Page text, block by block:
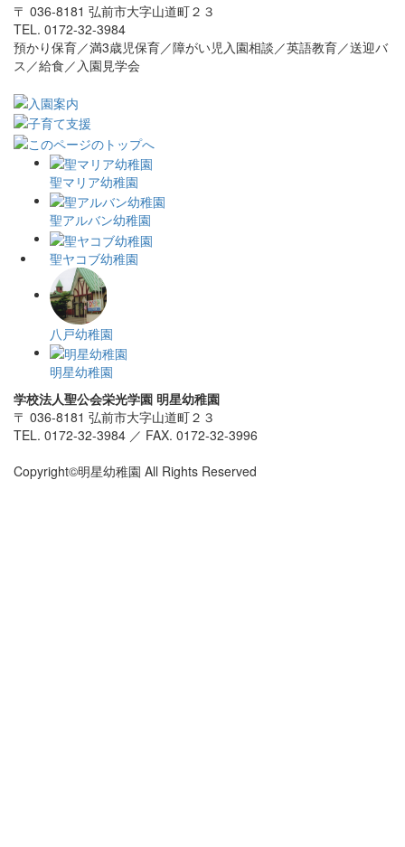
〒 036-8181 弘前市大字山道町２３
TEL. 0172-32-3984
預かり保育／満3歳児保育／障がい児入園相談／英語教育／送迎バ
ス／給食／入園見学会
聖マリア幼稚園
聖アルバン幼稚園
聖ヤコブ幼稚園
八戸幼稚園
明星幼稚園
学校法人聖公会栄光学園 明星幼稚園
〒 036-8181 弘前市大字山道町２３
TEL. 0172-32-3984 ／ FAX. 0172-32-3996
Copyright©明星幼稚園 All Rights Reserved